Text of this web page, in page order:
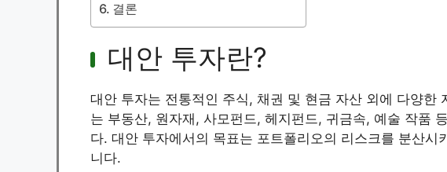
결론
대안 투자란?
대안 투자는 전통적인 주식, 채권 및 현금 자산 외에 다양한
는 부동산, 원자재, 사모펀드, 헤지펀드, 귀금속, 예술 작품
다. 대안 투자에서의 목표는 포트폴리오의 리스크를 분산시
니다.